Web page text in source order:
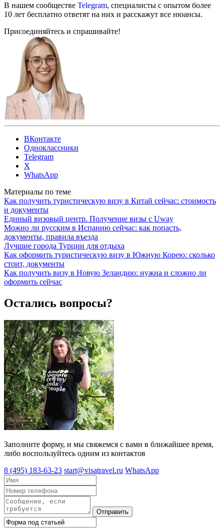
В нашем сообществе Telegram, специалисты с опытом более
10 лет бесплатно ответят на них и расскажут все нюансы.
Присоединяйтесь и спрашивайте!
ВКонтакте
Одноклассники
Telegram
X
WhatsApp
Материалы по теме
Как получить туристическую визу в Китай сейчас: стоимость
и документы
Единый визовый центр. Получение визы с Uway
Можно ли русским в Испанию сейчас: как попасть,
документы, правила въезда
Лучшие города Турции для отдыха
Как оформить туристическую визу в Южную Корею: сколько
стоит, документы
Как получить визу в Новую Зеландию: нужна и сложно ли
оформить сейчас
Остались вопросы?
Заполните форму, и мы свяжемся с вами в ближайшее время,
либо воспользуйтесь одним из контактов
8 (495) 183-63-23 start@visatravel.ru WhatsApp
Отправить